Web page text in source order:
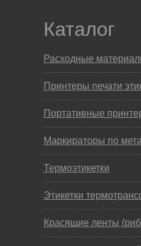
Каталог
Расходные
Принтеры печати
Портативные
Маркираторы по
Термоэтикетки
Этикетки
Красящие ленты